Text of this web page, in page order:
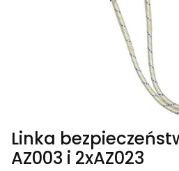
Linka
AZ003 i 2xAZ023